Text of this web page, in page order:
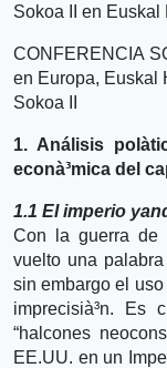
Sokoa II en Euskal
CONFERENCIA
en Europa, Euskal
Sokoa II
1. Análisis
econà³mica del
1.1 El imperio
Con la guerra de
vuelto una
sin embargo el
imprecisià³n. Es
“halcones
EE.UU. en un